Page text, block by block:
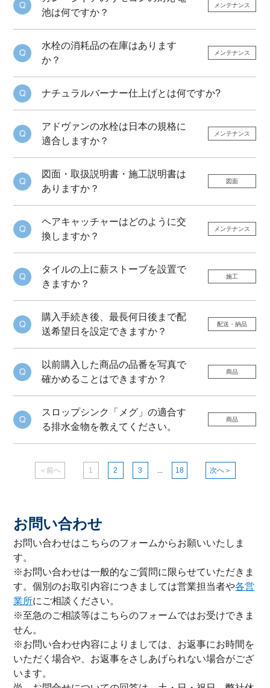
池は何ですか？
メンテナンス
水栓の消耗品の在庫はあります
か？
メンテナンス
ナチュラルバーナー仕上げとは何ですか?
アドヴァンの水栓は日本の規格に
適合しますか？
メンテナンス
図面・取扱説明書・施工説明書は
ありますか？
図面
ヘアキャッチャーはどのように交
換しますか？
メンテナンス
タイルの上に薪ストーブを設置で
きますか？
施工
購入手続き後、最長何日後まで配
送希望日を設定できますか？
配送・納品
以前購入した商品の品番を写真で
確かめることはできますか？
商品
スロップシンク「メグ」の適合す
る排水金物を教えてください。
商品
＜前へ 1 2 3 18 次へ＞
お問い合わせ
お問い合わせはこちらのフォームからお願いいたしま
す。
※お問い合わせは一般的なご質問に限らせていただきま
す。個別のお取引内容につきましては営業担当者や各営
業所にご相談ください。
※至急のご相談等はこちらのフォームではお受けできま
せん。
※お問い合わせ内容によりましては、お返事にお時間を
いただく場合や、お返事をさしあげられない場合がござ
います。